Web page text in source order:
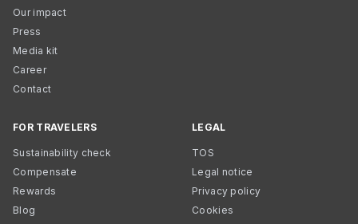
Our impact
Press
Media kit
Career
Contact
FOR TRAVELERS
Sustainability check
Compensate
Rewards
Blog
LEGAL
TOS
Legal notice
Privacy policy
Cookies